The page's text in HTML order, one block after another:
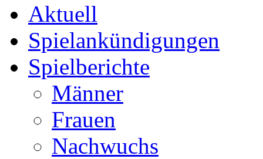
Aktuell
Spielankündigungen
Spielberichte
Männer
Frauen
Nachwuchs